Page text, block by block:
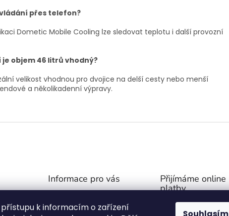
k informacím o zařízení
přes telefon?
Dometic Mobile Cooling lze sledovat teplotu i další provozní
je objem 46 litrů vhodný?
velikost vhodnou pro dvojice na delší cesty nebo menší
a několikadenní výpravy.
Informace pro vás
Zásady ochrany soukromí
Přijímáme online
platby